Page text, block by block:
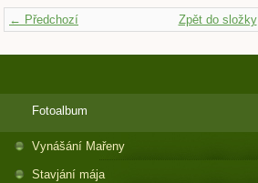
← Předchozí Zpět do složky
Fotoalbum
Vynášání Mařeny
Stavjání mája